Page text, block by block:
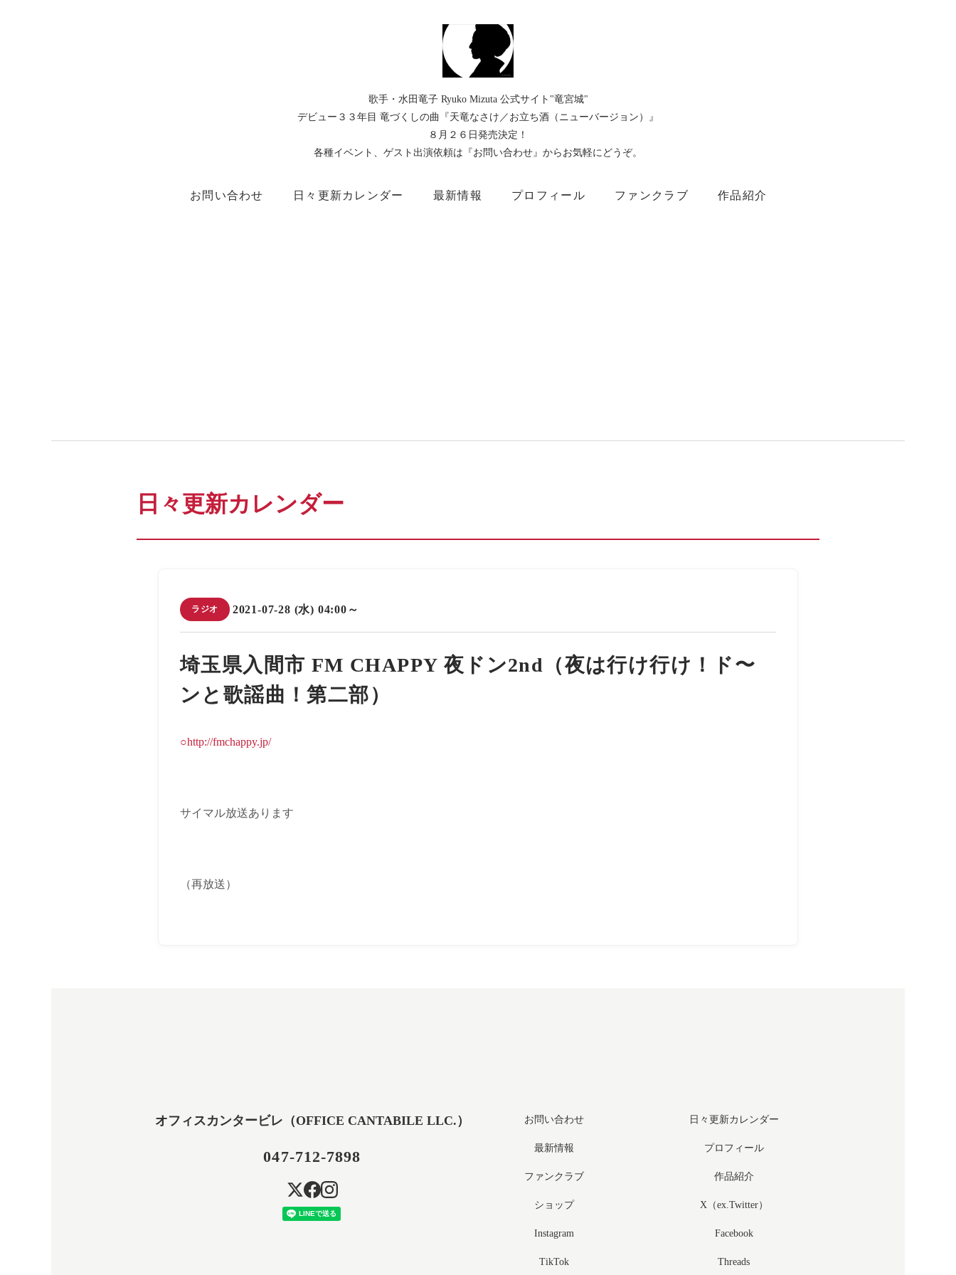
歌手・水田竜子 Ryuko Mizuta 公式サイト"竜宮城"
デビュー３３年目 竜づくしの曲『天竜なさけ／お立ち酒（ニューバージョン）』
８月２６日発売決定！
各種イベント、ゲスト出演依頼は『お問い合わせ』からお気軽にどうぞ。
お問い合わせ 日々更新カレンダー 最新情報 プロフィール ファンクラブ 作品紹介
日々更新カレンダー
ラジオ 2021-07-28 (水) 04:00～
埼玉県入間市 FM CHAPPY 夜ドン2nd（夜は行け行け！ド〜
ンと歌謡曲！第二部）
○http://fmchappy.jp/
サイマル放送あります
（再放送）
オフィスカンタービレ（OFFICE CANTABILE LLC.）
047-712-7898
お問い合わせ 日々更新カレンダー
最新情報 プロフィール
ファンクラブ 作品紹介
ショップ X（ex.Twitter）
Instagram Facebook
TikTok Threads